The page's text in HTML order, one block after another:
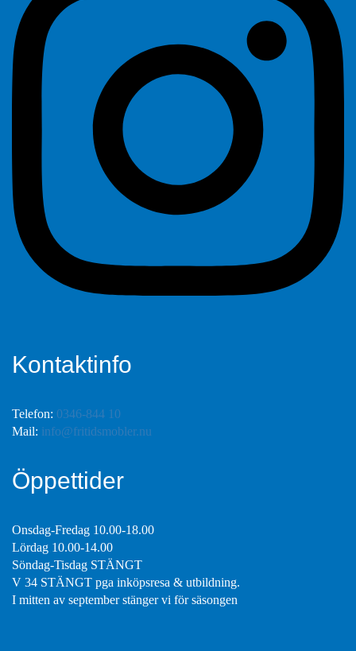
Kontaktinfo
Telefon: 0346-844 10
Mail: info@fritidsmobler.nu
Öppettider
Onsdag-Fredag 10.00-18.00
Lördag 10.00-14.00
Söndag-Tisdag STÄNGT
V 34 STÄNGT pga inköpsresa & utbildning.
I mitten av september stänger vi för säsongen